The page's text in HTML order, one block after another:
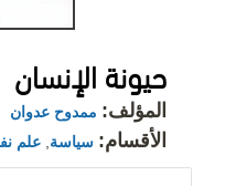
حيونة الإنسان
المؤلف: ممدوح عدوان
الأقسام: سياسة علم